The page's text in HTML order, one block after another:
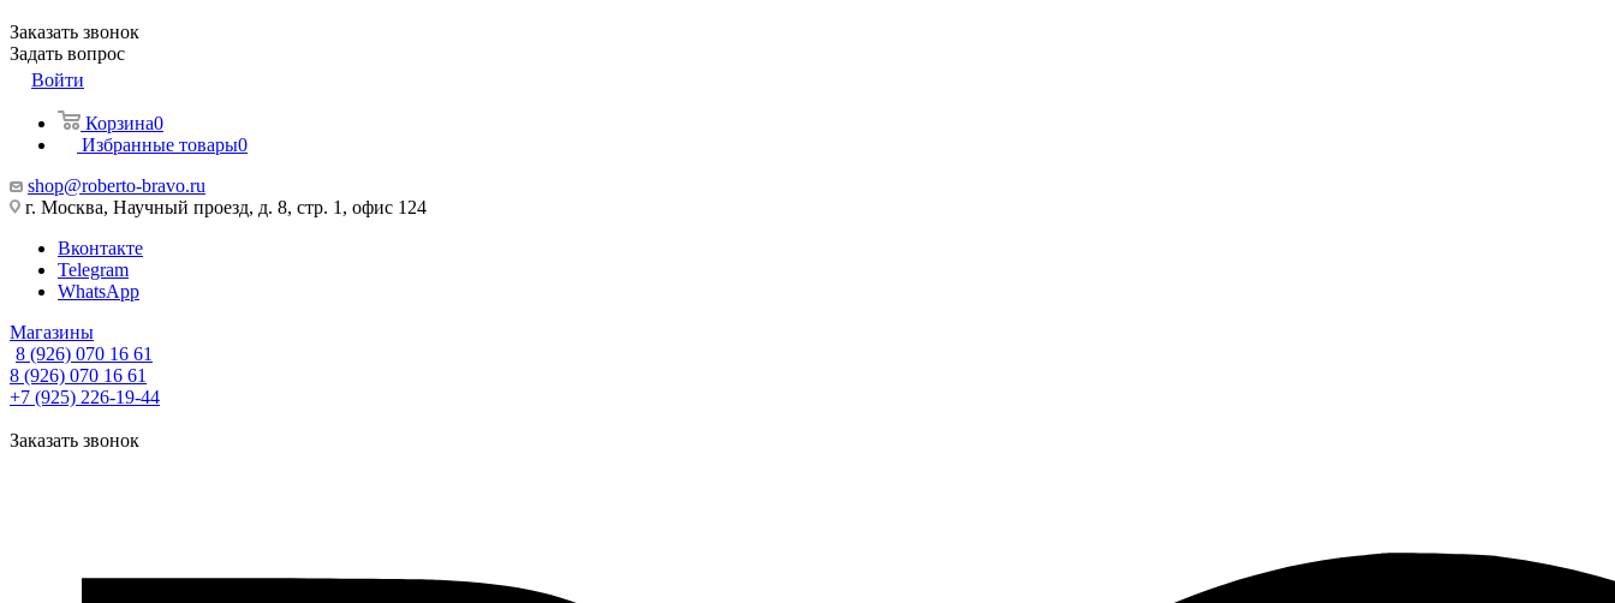
Заказать звонок
Задать вопрос
Войти
Корзина0
Избранные товары0
shop@roberto-bravo.ru
г. Москва, Научный проезд, д. 8, стр. 1, офис 124
Вконтакте
Telegram
WhatsApp
Магазины
8 (926) 070 16 61
8 (926) 070 16 61
+7 (925) 226-19-44
Заказать звонок